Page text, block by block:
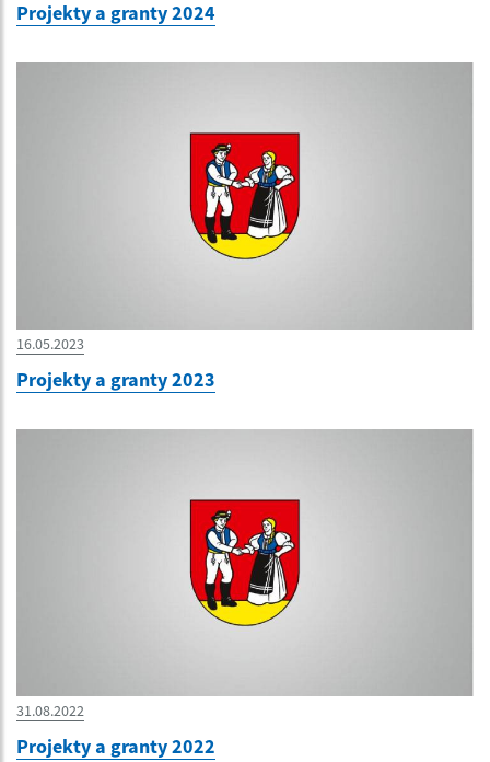
Projekty a granty 2024
16.05.2023
Projekty a granty 2023
31.08.2022
Projekty a granty 2022